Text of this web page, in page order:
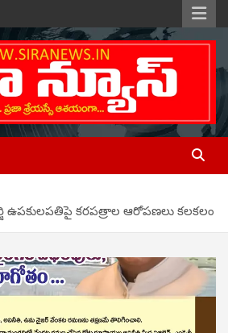
ఉపకులపతిపై కరపత్రాల ఆరోపణలు కలకలం